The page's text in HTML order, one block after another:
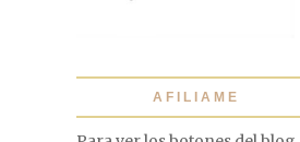
AFILIAME